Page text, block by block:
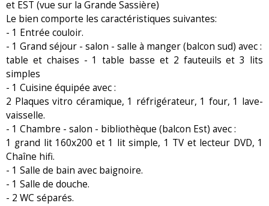
et EST (vue sur la Grande Sassière)
Le bien comporte les caractéristiques suivantes:
- 1 Entrée couloir.
- 1 Grand séjour - salon - salle à manger (balcon sud) avec :
table et chaises - 1 table basse et 2 fauteuils et 3 lits
simples
- 1 Cuisine équipée avec :
2 Plaques vitro céramique, 1 réfrigérateur, 1 four, 1 lave-
vaisselle.
- 1 Chambre - salon - bibliothèque (balcon Est) avec :
1 grand lit 160x200 et 1 lit simple, 1 TV et lecteur DVD, 1
Chaîne hifi.
- 1 Salle de bain avec baignoire.
- 1 Salle de douche.
- 2 WC séparés.